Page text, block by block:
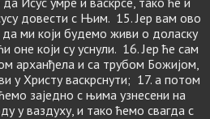
довести с Њим. 15. Јер вам ово
да ми који будемо живи о доласку
оне који су уснули. 16. Јер ће сам
арханђела и са трубом Божијом,
у Христу васкрснути; 17. а потом
заједно с њима узнесени на
у ваздуху, и тако ћемо свагда с